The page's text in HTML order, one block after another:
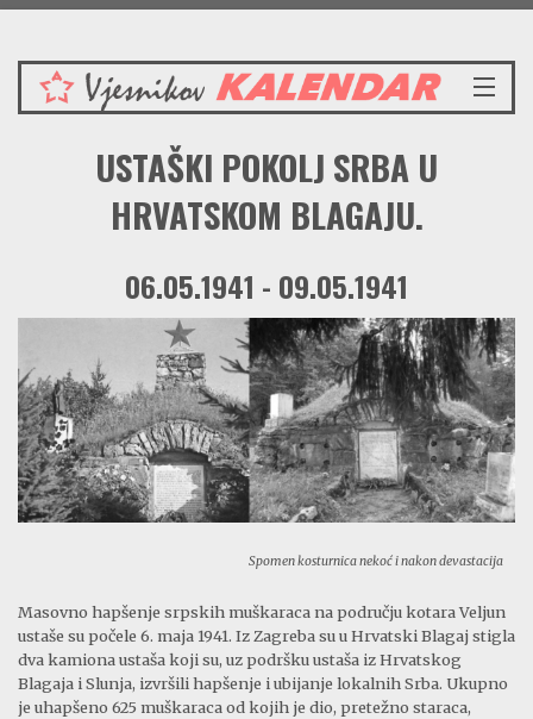
Nedjelja 9.8.2026.
REDAKCIJSKI KOMENTAR
VJESNIKOV KALENDAR
PRENOSIMO
BORBENA BIBLIOTEKA
NAŠE PJESME
USTAŠKI POKOLJ SRBA U
HRVATSKOM BLAGAJU.
06.05.1941 - 09.05.1941
Spomen kosturnica nekoć i nakon devastacija
Masovno hapšenje srpskih muškaraca na području kotara Veljun
ustaše su počele 6. maja 1941. Iz Zagreba su u Hrvatski Blagaj stigla
dva kamiona ustaša koji su, uz podršku ustaša iz Hrvatskog
Blagaja i Slunja, izvršili hapšenje i ubijanje lokalnih Srba. Ukupno
je uhapšeno 625 muškaraca od kojih je dio, pretežno staraca,